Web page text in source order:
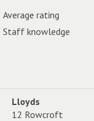
Average rating
Staff knowledge
Lloyds
12 Rowcroft